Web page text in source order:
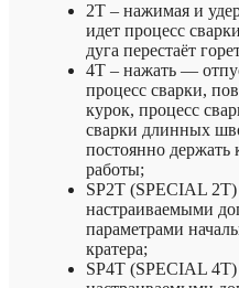
2T – нажимая и
идет процесс
дуга перестаёт
4T – нажать —
процесс сварки,
курок, процесс
сварки длинных
постоянно держать
работы;
SP2T (SPECIAL
настраиваемыми
параметрами
кратера;
SP4T (SPECIAL